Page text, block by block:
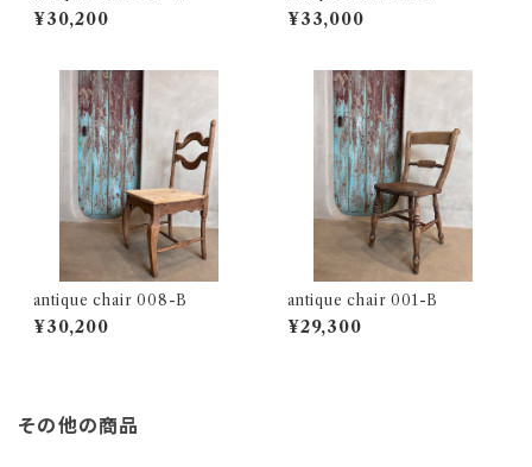
¥30,200 ¥33,000
antique chair 008-B
¥30,200
antique chair 001-B
¥29,300
その他の商品